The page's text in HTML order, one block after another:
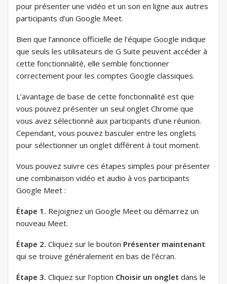
pour présenter une vidéo et un son en ligne aux autres
participants d’un Google Meet.
Bien que l’annonce officielle de l’équipe Google indique
que seuls les utilisateurs de G Suite peuvent accéder à
cette fonctionnalité, elle semble fonctionner
correctement pour les comptes Google classiques.
L’avantage de base de cette fonctionnalité est que
vous pouvez présenter un seul onglet Chrome que
vous avez sélectionné aux participants d’une réunion.
Cependant, vous pouvez basculer entre les onglets
pour sélectionner un onglet différent à tout moment.
Vous pouvez suivre ces étapes simples pour présenter
une combinaison vidéo et audio à vos participants
Google Meet :
Étape 1. Rejoignez un Google Meet ou démarrez un
nouveau Meet.
Étape 2. Cliquez sur le bouton Présenter maintenant
qui se trouve généralement en bas de l’écran.
Étape 3. Cliquez sur l’option Choisir un onglet dans le